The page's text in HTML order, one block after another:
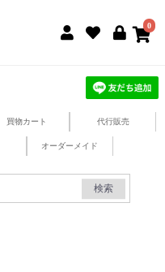
0
買物カート 代行販売
オーダーメイド
検索